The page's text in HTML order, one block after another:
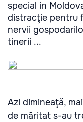
special in
distracţie pentru
nervii
tinerii ...
Azi dimineaţă,
de măritat s-au